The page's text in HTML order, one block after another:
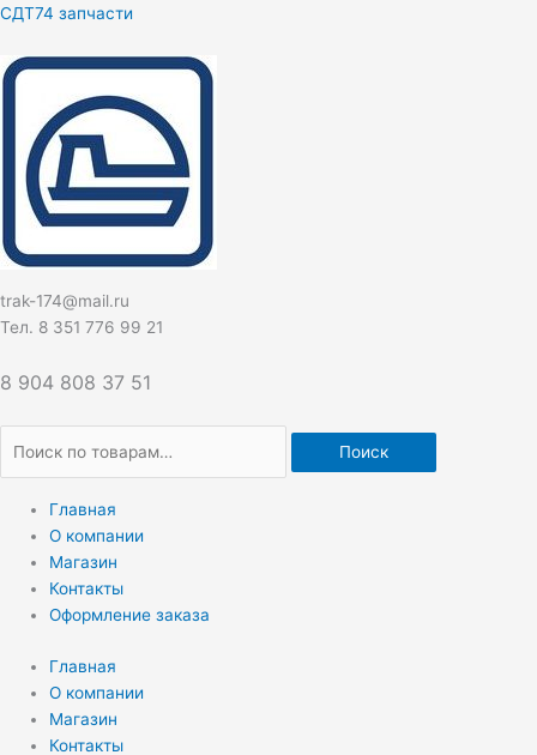
Перейти
содержимому
СДТ74 запчасти
trak-174@mail.ru
Тел. 8 351 776 99 21
8 904 808 37 51
Искать:
Поиск
Главная
О компании
Магазин
Контакты
Оформление заказа
Главная
О компании
Магазин
Контакты